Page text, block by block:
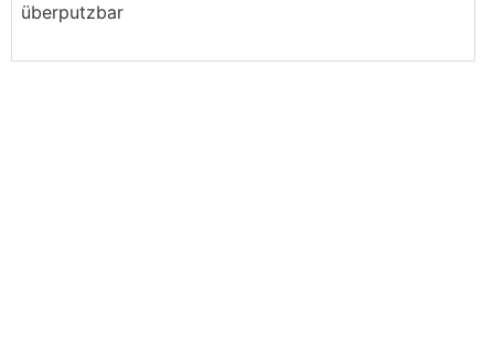
überputzbar